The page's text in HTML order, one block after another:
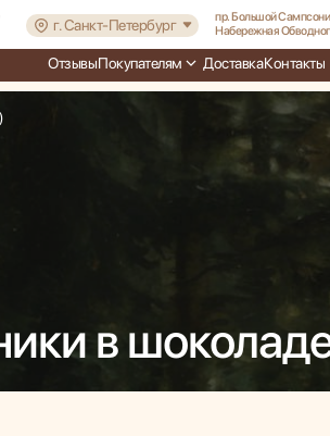
г. Санкт-Петербург
ОтзывыПокупателям ДоставкаКонтакты
пр. Большой
Набережная
в